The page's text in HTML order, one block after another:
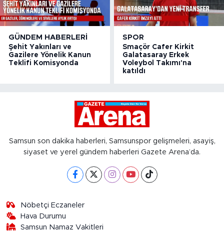
GÜNDEM HABERLERI
Şehit Yakınları ve
Gazilere Yönelik Kanun
Teklifi Komisyonda
SPOR
Smaçör Cafer Kirkit
Galatasaray Erkek
Voleybol Takımı'na
katıldı
Samsun son dakika haberleri, Samsunspor gelişmeleri, asayiş,
siyaset ve yerel gündem haberleri Gazete Arena’da.
Nöbetçi Eczaneler
Hava Durumu
Samsun Namaz Vakitleri